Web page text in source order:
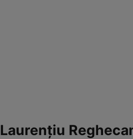
Laurențiu